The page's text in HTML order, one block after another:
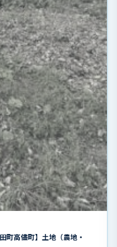
町高儘町】土地（農地・